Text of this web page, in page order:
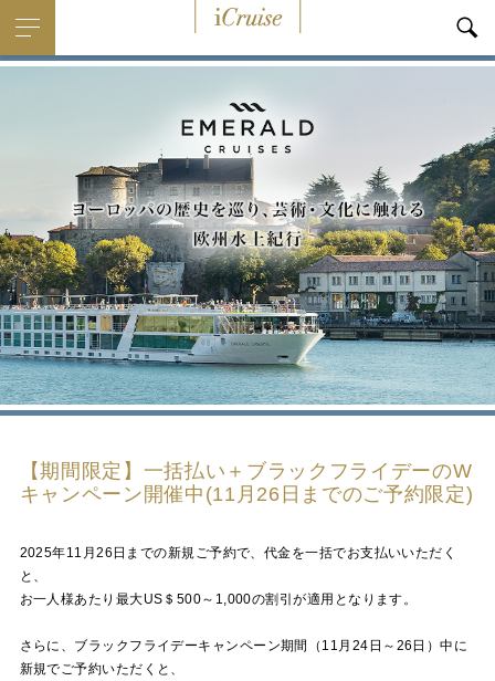
【期間限定】一括払い＋ブラックフライデーのW
キャンペーン開催中(11月26日までのご予約限定)
2025年11月26日までの新規ご予約で、代金を一括でお支払いいただく
と、
お一人様あたり最大US＄500～1,000の割引が適用となります。
さらに、ブラックフライデーキャンペーン期間（11月24日～26日）中に
新規でご予約いただくと、